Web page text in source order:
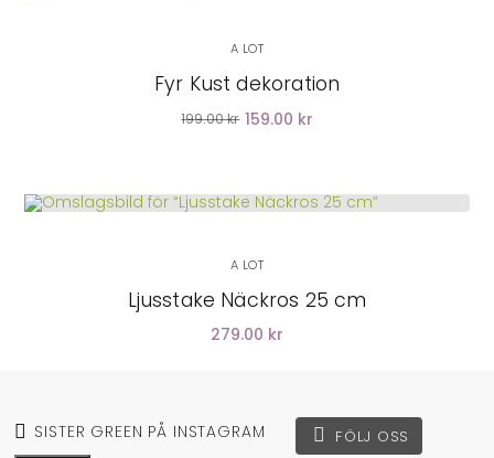
A LOT
Fyr Kust dekoration
199.00 kr 159.00 kr
A LOT
Ljusstake Näckros 25 cm
279.00 kr
SISTER GREEN PÅ INSTAGRAM FÖLJ OSS